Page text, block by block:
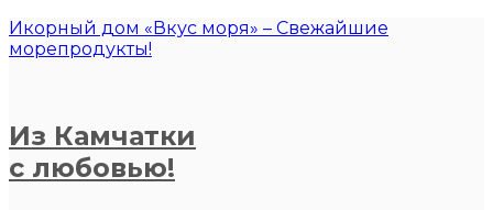
Икорный дом «Вкус моря» – Свежайшие
морепродукты!
Из Камчатки
с любовью!